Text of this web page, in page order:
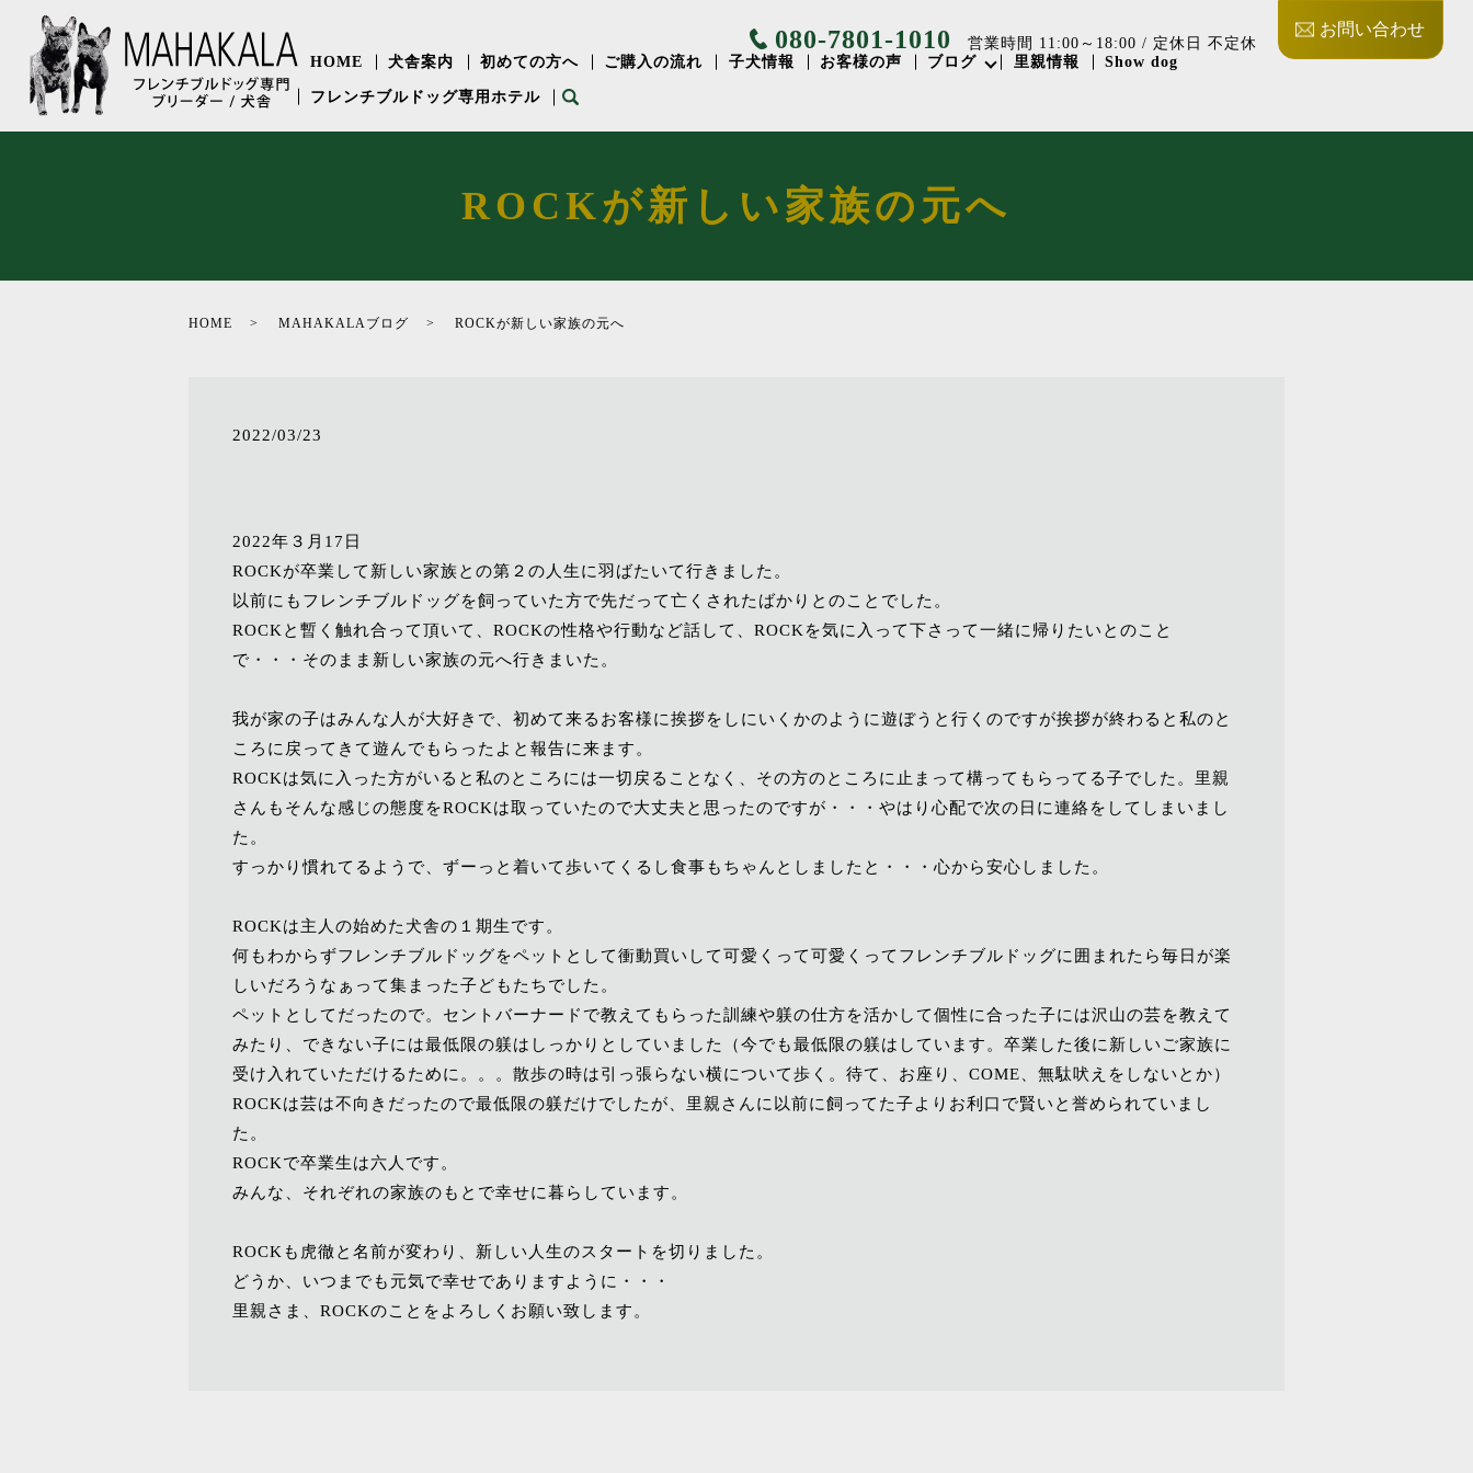
080-7801-1010 営業時間 11:00～18:00 / 定休日 不定休
お問い合わせ
HOME 犬舎案内 初めての方へ ご購入の流れ 子犬情報 お客様の声 ブログ 里親情報 Show dog
フレンチブルドッグ専⽤ホテル
ROCKが新しい家族の元へ
HOME MAHAKALAブログ ROCKが新しい家族の元へ
2022/03/23
2022年３月17日
ROCKが卒業して新しい家族との第２の人生に羽ばたいて行きました。
以前にもフレンチブルドッグを飼っていた方で先だって亡くされたばかりとのことでした。
ROCKと暫く触れ合って頂いて、ROCKの性格や行動など話して、ROCKを気に入って下さって一緒に帰りたいとのこと
で・・・そのまま新しい家族の元へ行きまいた。
我が家の子はみんな人が大好きで、初めて来るお客様に挨拶をしにいくかのように遊ぼうと行くのですが挨拶が終わると私のと
ころに戻ってきて遊んでもらったよと報告に来ます。
ROCKは気に入った方がいると私のところには一切戻ることなく、その方のところに止まって構ってもらってる子でした。里親
さんもそんな感じの態度をROCKは取っていたので大丈夫と思ったのですが・・・やはり心配で次の日に連絡をしてしまいまし
た。
すっかり慣れてるようで、ずーっと着いて歩いてくるし食事もちゃんとしましたと・・・心から安心しました。
ROCKは主人の始めた犬舎の１期生です。
何もわからずフレンチブルドッグをペットとして衝動買いして可愛くって可愛くってフレンチブルドッグに囲まれたら毎日が楽
しいだろうなぁって集まった子どもたちでした。
ペットとしてだったので。セントバーナードで教えてもらった訓練や躾の仕方を活かして個性に合った子には沢山の芸を教えて
みたり、できない子には最低限の躾はしっかりとしていました（今でも最低限の躾はしています。卒業した後に新しいご家族に
受け入れていただけるために。。。散歩の時は引っ張らない横について歩く。待て、お座り、COME、無駄吠えをしないとか）
ROCKは芸は不向きだったので最低限の躾だけでしたが、里親さんに以前に飼ってた子よりお利口で賢いと誉められていまし
た。
ROCKで卒業生は六人です。
みんな、それぞれの家族のもとで幸せに暮らしています。
ROCKも虎徹と名前が変わり、新しい人生のスタートを切りました。
どうか、いつまでも元気で幸せでありますように・・・
里親さま、ROCKのことをよろしくお願い致します。